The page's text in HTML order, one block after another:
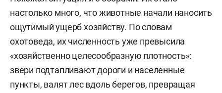
настолько много, что животные начали наносить
ощутимый ущерб хозяйству. По словам
охотоведа, их численность уже превысила
«хозяйственно целесообразную плотность»:
звери подтапливают дороги и населенные
пункты, валят лес вдоль берегов, превращая